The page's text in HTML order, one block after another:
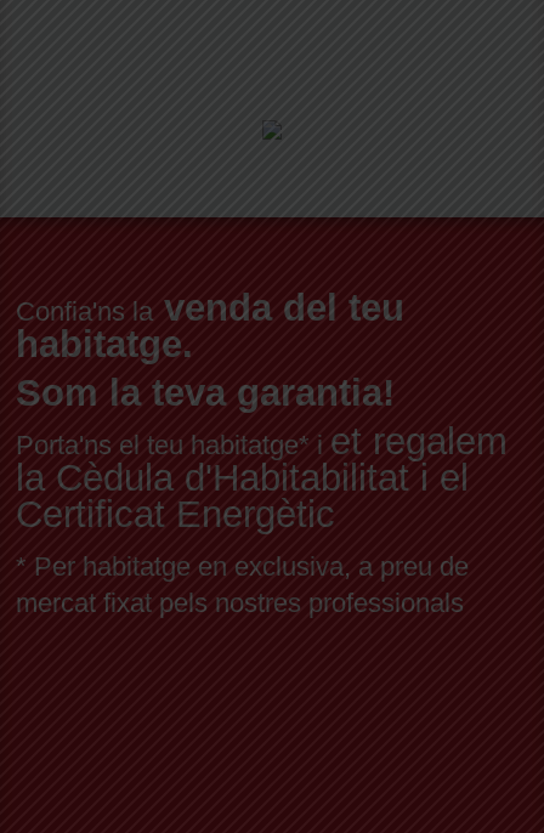
Confia'ns la venda del teu
habitatge.
Som la teva garantia!
Porta'ns el teu habitatge* i et regalem
la Cèdula d'Habitabilitat i el
Certificat Energètic
* Per habitatge en exclusiva, a preu de
mercat fixat pels nostres professionals